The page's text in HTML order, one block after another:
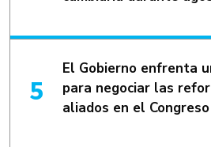
El Gobierno enfrenta
para negociar las
aliados en el Congreso